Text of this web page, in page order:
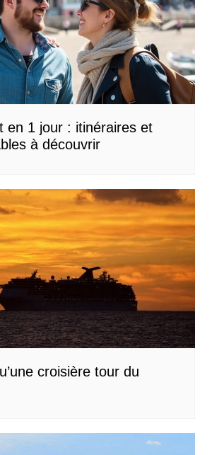
en 1 jour : itinéraires et
à découvrir
croisière tour du